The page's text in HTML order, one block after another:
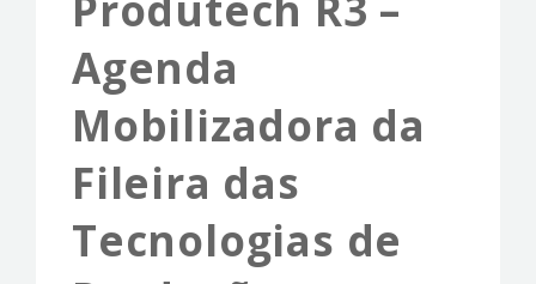
Agenda
Mobilizadora da
Fileira das
Tecnologias de